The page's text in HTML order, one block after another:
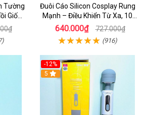
Tường
Đuôi Cáo Silicon Cosplay Rung
Mạnh – Điều Khiển Từ Xa, 10
Chế Độ Cực Kích Thích
640.000₫ 727.000₫
(916)
-12%
5